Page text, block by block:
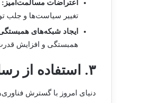
اعتراضات مسالمت‌آمیز:
تغییر سیاست‌ها و جلب
ایجاد شبکه‌های
همبستگی و افزایش
۳. استفاده از رسانه‌های جمعی و دیجیتال
دنیای امروز با گسترش